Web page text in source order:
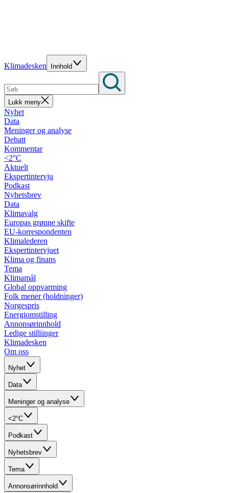
Klimadesken Innhold
Lukk meny
Nyhet
Data
Meninger og analyse
Debatt
Kommentar
<2°C
Aktuelt
Ekspertintervju
Podkast
Nyhetsbrev
Data
Klimavalg
Europas grønne skifte
EU-korrespondenten
Klimalederen
Ekspertintervjuet
Klima og finans
Tema
Klimamål
Global oppvarming
Folk mener (holdninger)
Norgespris
Energiomstilling
Annonsørinnhold
Ledige stilliinger
Klimadesken
Om oss
Nyhet
Data
Meninger og analyse
<2°C
Podkast
Nyhetsbrev
Tema
Annonsørinnhold